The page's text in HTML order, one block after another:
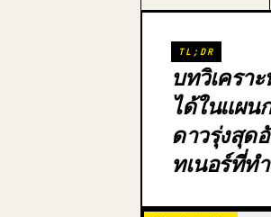
TL;DR
บทวิเครา
ได้ในแผน
ดาวรุ่งสุด
ทเนอร์ที่ท